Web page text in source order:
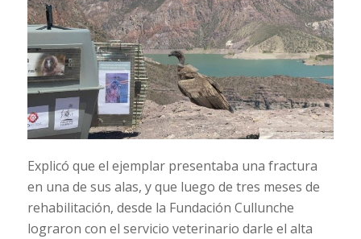
Explicó que el ejemplar presentaba una fractura
en una de sus alas, y que luego de tres meses de
rehabilitación, desde la Fundación Cullunche
lograron con el servicio veterinario darle el alta